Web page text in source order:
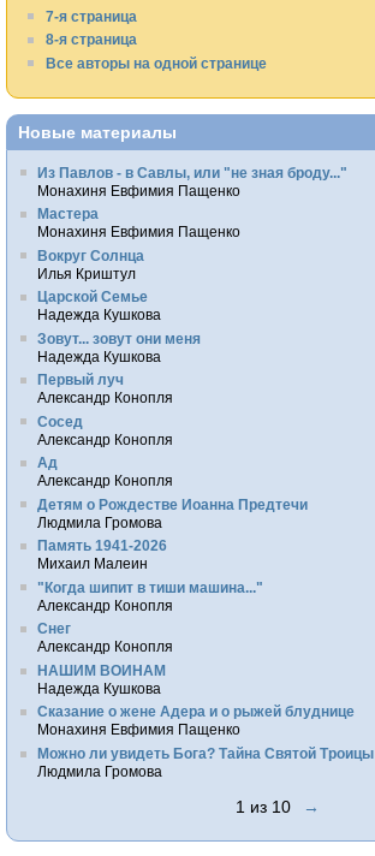
7-я страница
8-я страница
Все авторы на одной странице
Новые материалы
Из Павлов - в Савлы, или "не зная броду..."
Монахиня Евфимия Пащенко
Мастера
Монахиня Евфимия Пащенко
Вокруг Солнца
Илья Криштул
Царской Семье
Надежда Кушкова
Зовут... зовут они меня
Надежда Кушкова
Первый луч
Александр Конопля
Сосед
Александр Конопля
Ад
Александр Конопля
Детям о Рождестве Иоанна Предтечи
Людмила Громова
Память 1941-2026
Михаил Малеин
"Когда шипит в тиши машина..."
Александр Конопля
Снег
Александр Конопля
НАШИМ ВОИНАМ
Надежда Кушкова
Сказание о жене Адера и о рыжей блуднице
Монахиня Евфимия Пащенко
Можно ли увидеть Бога? Тайна Святой Троицы
Людмила Громова
1 из 10 →